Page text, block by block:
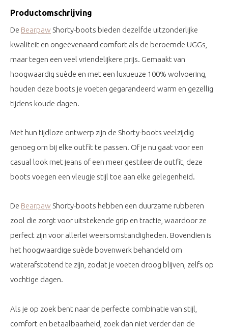
Productomschrijving
De Bearpaw Shorty-boots bieden dezelfde uitzonderlijke
kwaliteit en ongeëvenaard comfort als de beroemde UGGs,
maar tegen een veel vriendelijkere prijs. Gemaakt van
hoogwaardig suède en met een luxueuze 100% wolvoering,
houden deze boots je voeten gegarandeerd warm en gezellig
tijdens koude dagen.
Met hun tijdloze ontwerp zijn de Shorty-boots veelzijdig
genoeg om bij elke outfit te passen. Of je nu gaat voor een
casual look met jeans of een meer gestileerde outfit, deze
boots voegen een vleugje stijl toe aan elke gelegenheid.
De Bearpaw Shorty-boots hebben een duurzame rubberen
zool die zorgt voor uitstekende grip en tractie, waardoor ze
perfect zijn voor allerlei weersomstandigheden. Bovendien is
het hoogwaardige suède bovenwerk behandeld om
waterafstotend te zijn, zodat je voeten droog blijven, zelfs op
vochtige dagen.
Als je op zoek bent naar de perfecte combinatie van stijl,
comfort en betaalbaarheid, zoek dan niet verder dan de